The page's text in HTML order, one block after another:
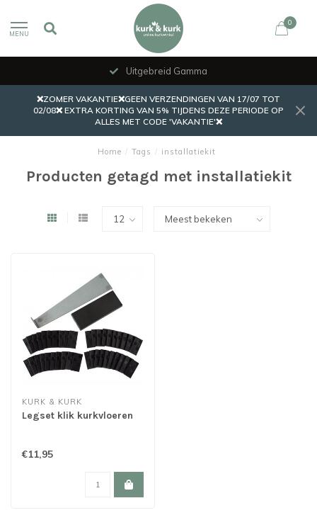
MENU
0
Uitgebreid Gamma
❌ZOMER VAKANTIE❌GEEN VERZENDINGEN VAN 17/07 TOT
02/08❌ EXTRA KORTING VAN 5% TIJDENS DEZE PERIODE OP
ALLES MET CODE 'VAKANTIE'❌
Home / Tags / installatiekit
Producten getagd met installatiekit
KURK & KURK
Legset klik kurkvloeren
€11,95